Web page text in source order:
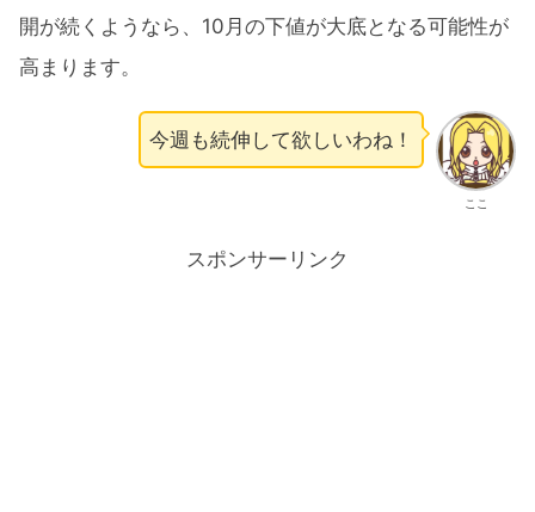
開が続くようなら、10月の下値が大底となる可能性が
高まります。
ここ
今週も続伸して欲しいわね！
スポンサーリンク